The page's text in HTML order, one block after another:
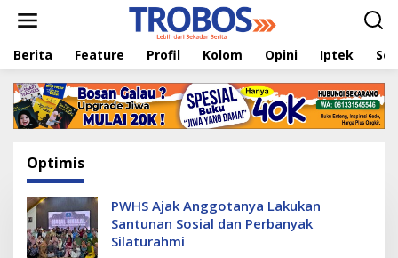
t
Berita Feature Profil Kolom Opini Iptek
Optimis
PWHS Ajak Anggotanya Lakukan
Santunan Sosial dan Perbanyak
Silaturahmi